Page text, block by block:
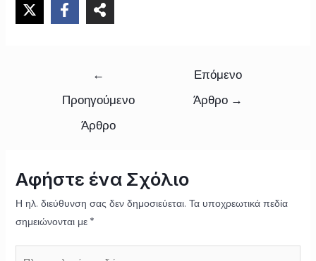
←
Προηγούμενο
Άρθρο
Επόμενο
Άρθρο →
Αφήστε ένα Σχόλιο
Η ηλ. διεύθυνση σας δεν δημοσιεύεται. Τα υποχρεωτικά πεδία
σημειώνονται με *